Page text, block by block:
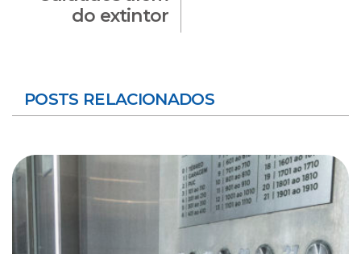
do extintor
POSTS RELACIONADOS